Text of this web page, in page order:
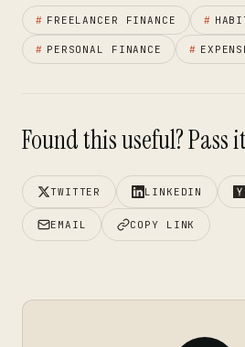
# FREELANCER FINANCE #
# PERSONAL FINANCE #
Found this useful? Pass
TWITTER LINKEDIN
EMAIL COPY LINK